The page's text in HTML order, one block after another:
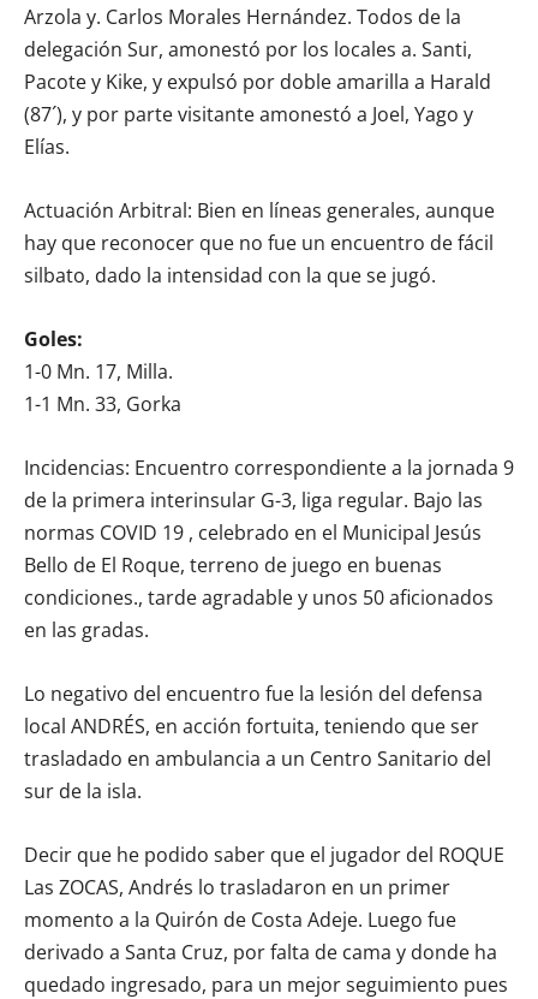
Arzola y. Carlos Morales Hernández. Todos de la
delegación Sur, amonestó por los locales a. Santi,
Pacote y Kike, y expulsó por doble amarilla a Harald
(87´), y por parte visitante amonestó a Joel, Yago y
Elías.
Actuación Arbitral: Bien en líneas generales, aunque
hay que reconocer que no fue un encuentro de fácil
silbato, dado la intensidad con la que se jugó.
Goles:
1-0 Mn. 17, Milla.
1-1 Mn. 33, Gorka
Incidencias: Encuentro correspondiente a la jornada 9
de la primera interinsular G-3, liga regular. Bajo las
normas COVID 19 , celebrado en el Municipal Jesús
Bello de El Roque, terreno de juego en buenas
condiciones., tarde agradable y unos 50 aficionados
en las gradas.
Lo negativo del encuentro fue la lesión del defensa
local ANDRÉS, en acción fortuita, teniendo que ser
trasladado en ambulancia a un Centro Sanitario del
sur de la isla.
Decir que he podido saber que el jugador del ROQUE
Las ZOCAS, Andrés lo trasladaron en un primer
momento a la Quirón de Costa Adeje. Luego fue
derivado a Santa Cruz, por falta de cama y donde ha
quedado ingresado, para un mejor seguimiento pues